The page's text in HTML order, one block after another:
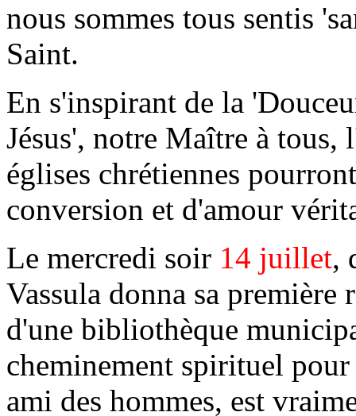
nous sommes tous sentis
Saint.
En s'inspirant de la
Jésus', notre Maître à tous,
églises chrétiennes
conversion et d'amour
Le mercredi soir 14 juillet,
Vassula donna sa première
d'une bibliothèque
cheminement spirituel
ami des hommes, est